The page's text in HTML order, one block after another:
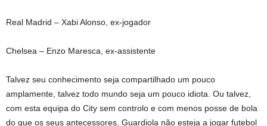
Real Madrid – Xabi Alonso, ex-jogador
Chelsea – Enzo Maresca, ex-assistente
Talvez seu conhecimento seja compartilhado um pouco
amplamente, talvez todo mundo seja um pouco idiota. Ou talvez,
com esta equipa do City sem controlo e com menos posse de bola
do que os seus antecessores, Guardiola não esteja a jogar futebol